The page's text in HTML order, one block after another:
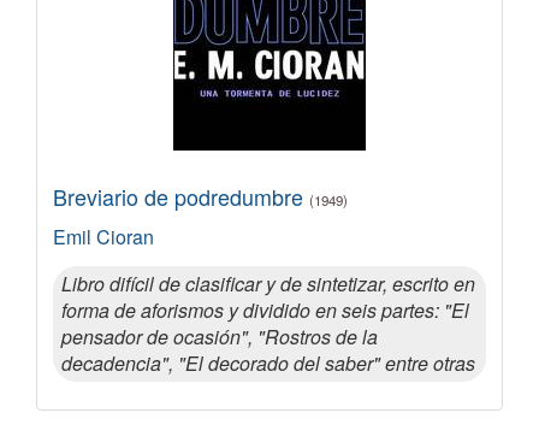
Breviario de podredumbre (1949)
Emil Cioran
Libro difícil de clasificar y de sintetizar, escrito en
forma de aforismos y dividido en seis partes: "El
pensador de ocasión", "Rostros de la
decadencia", "El decorado del saber" entre otras